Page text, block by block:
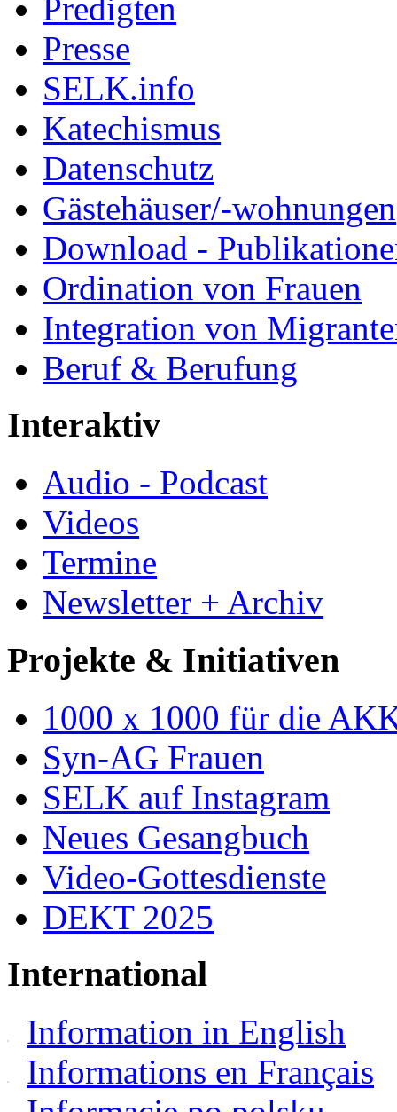
Predigten
Presse
SELK.info
Katechismus
Datenschutz
Gästehäuser/-wohnungen
Download -
Ordination von Frauen
Integration von
Beruf & Berufung
Interaktiv
Audio - Podcast
Videos
Termine
Newsletter + Archiv
Projekte & Initiativen
1000 x 1000 für die
Syn-AG Frauen
SELK auf Instagram
Neues Gesangbuch
Video-Gottesdienste
DEKT 2025
International
Information in English
Informations en Français